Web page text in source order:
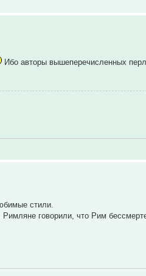
Ибо авторы вышеперечисленных
стили.
говорили, что Рим